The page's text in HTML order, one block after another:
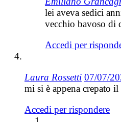
lei aveva sedici
vecchio bavoso di
Accedi per
Laura Rossetti 07/07/
mi si è appena crepato
Accedi per rispondere